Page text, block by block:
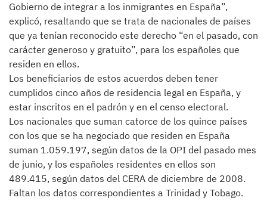
Gobierno de integrar a los inmigrantes en España”,
explicó, resaltando que se trata de nacionales de países
que ya tenían reconocido este derecho “en el pasado, con
carácter generoso y gratuito”, para los españoles que
residen en ellos.
Los beneficiarios de estos acuerdos deben tener
cumplidos cinco años de residencia legal en España, y
estar inscritos en el padrón y en el censo electoral.
Los nacionales que suman catorce de los quince países
con los que se ha negociado que residen en España
suman 1.059.197, según datos de la OPI del pasado mes
de junio, y los españoles residentes en ellos son
489.415, según datos del CERA de diciembre de 2008.
Faltan los datos correspondientes a Trinidad y Tobago.